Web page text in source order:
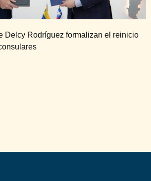
Delcy Rodríguez formalizan el reinicio